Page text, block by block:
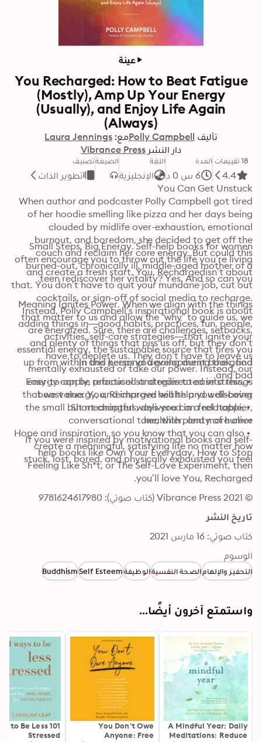
عينة
You Recharged: How to Beat Fatigue
(Mostly), Amp Up Your Energy
(Usually), and Enjoy Life Again
(Always)
تأليف Polly Campbellمع: Laura Jennings
دار النشر Vibrance Press
18 تقييمات
4.4
المدة
6 س 0 د
اللغة
الإنجليزية
الصيغةتصنيف
تطوير الذات
You Can Get Unstuck
of her hoodie smelling like pizza and her days being
couch and reclaim her core energy. But could this
burned-out, chronically ill, middle-aged mother of a
teen rediscover her vitality? Yes. And so can you.
often encourage you to throw out the life you’re living
and create a fresh start. You, Rechargedisn’t about
that. You don’t have to quit your mundane job, cut out
cocktails, or sign-off of social media to recharge.
adding things in―good habits, practices, fun, people,
activities, self-care strategies―that ignite your
essential energy, the sustainable source that fires you
and bad.
that matter to us and allow the “why” to guide us, we
are energized. Sure, there are challenges, setbacks,
and plenty of things that piss us off, but they don’t
have to deplete us. They don’t have to leave us
mentally exhausted or take our power. Instead, our
energy can be refocused and redirected into things
that we value. You, Recharged will help you discover
the small but meaningful ways you can feel happier,
healthier, and more alive.
In this personal development book, find:
• Short chapters, delivered in a relatable,
stuck, lost, bored, and physically exhausted you feel
If you were inspired by motivational books and self-
help books like Own Your Everyday, How to Stop
Feeling Like Sh*t, or The Self-Love Experiment, then
you’ll love You, Recharged.
© 2021 Vibrance Press (كتاب صوتي): 9781624617980
تاريخ النشر
كتاب صوتي: 16 مارس 2021
الوسوم
التحفيز والإلهامالصحة النفسيةالوظيفةSelf Esteem
Buddhism
واستمتع آخرون أيضًا...
A Mindful Year: Daily
Meditations: Reduce
You Don't Owe
Anyone: Free
to Be Less
Stressed